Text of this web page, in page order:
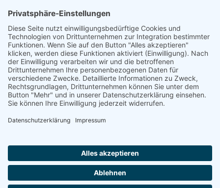
Rheinland-Pfalz
Saarland
Sachsen
Sachsen-Anhalt
Schleswig-Holstein
Thüringen
Ein Portal derProAgeMedia GmbH & Co. KG.
Seniorenwohngemeinschaft?
Wir sind auch telefonisch für Sie da und helfen.
Montag-Freitag von 8:00 - 16:30 Uhr